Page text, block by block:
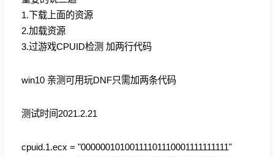
1.下载上面的资源
2.加载资源
3.过游戏CPUID检测 加两行代码
win10 亲测可用玩DNF只需加两条代码
测试时间2021.2.21
cpuid.1.ecx = "00000010100111101110001111111111"